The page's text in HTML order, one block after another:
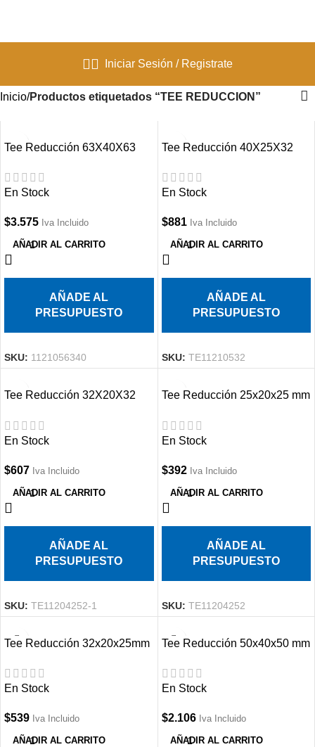
Iniciar Sesión / Registrate
Inicio Productos etiquetados “TEE REDUCCION”
Tee Reducción 63X40X63
En Stock
$3.575 Iva Incluido
AÑADIR AL CARRITO
AÑADE AL
PRESUPUESTO
SKU: 1121056340
Tee Reducción 40X25X32
En Stock
$881 Iva Incluido
AÑADIR AL CARRITO
AÑADE AL
PRESUPUESTO
SKU: TE11210532
Tee Reducción 32X20X32
En Stock
$607 Iva Incluido
AÑADIR AL CARRITO
AÑADE AL
PRESUPUESTO
SKU: TE11204252-1
Tee Reducción 25x20x25 mm
En Stock
$392 Iva Incluido
AÑADIR AL CARRITO
AÑADE AL
PRESUPUESTO
SKU: TE11204252
Tee Reducción 32x20x25mm
En Stock
$539 Iva Incluido
AÑADIR AL CARRITO
Tee Reducción 50x40x50 mm
En Stock
$2.106 Iva Incluido
AÑADIR AL CARRITO